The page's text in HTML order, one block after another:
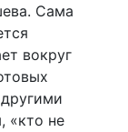
Сама
вокруг
«кто не